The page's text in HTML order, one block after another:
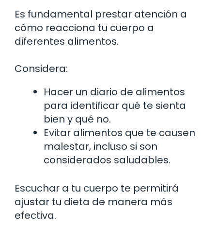
Es fundamental prestar atención a
cómo reacciona tu cuerpo a
diferentes alimentos.
Considera:
Hacer un diario de alimentos
para identificar qué te sienta
bien y qué no.
Evitar alimentos que te causen
malestar, incluso si son
considerados saludables.
Escuchar a tu cuerpo te permitirá
ajustar tu dieta de manera más
efectiva.